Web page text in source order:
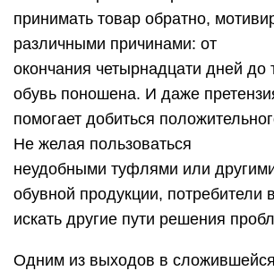
В иске следует указать ту же
попытках решить этот вопрос и их
приложить копии
Большинство продавцов
дотягивать до того, как начнётся
разбирательство, так как в случае
удовлетворения исковых
могут обязать не только
нарушения законодательства.